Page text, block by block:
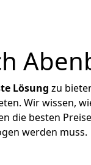
Lösung zu
Wir wissen,
die besten
werden muss.